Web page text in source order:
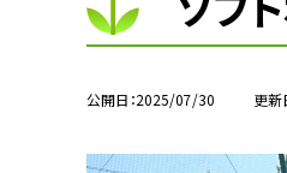
公開日 2025/07/30 更新